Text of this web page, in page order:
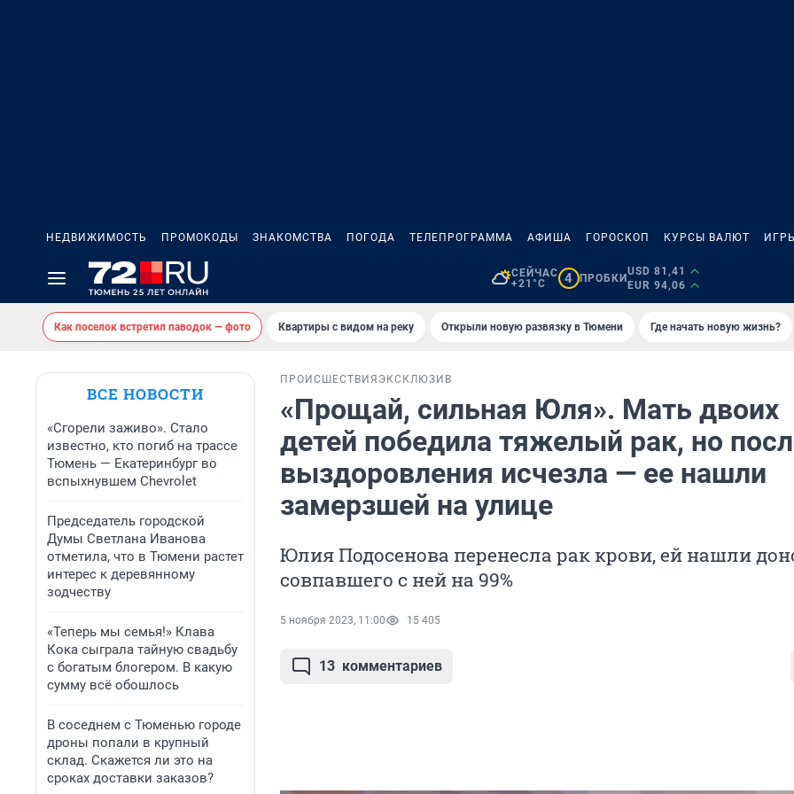
НЕДВИЖИМОСТЬ ПРОМОКОДЫ ЗНАКОМСТВА ПОГОДА ТЕЛЕПРОГРАММА АФИША ГОРОСКОП КУРСЫ ВАЛЮТ ИГРЫ
СЕЙЧАС
+21°C
4 ПРОБКИ
USD 81,41
EUR 94,06
Как поселок встретил паводок — фото Квартиры с видом на реку Открыли новую развязку в Тюмени Где начать новую жизнь?
ВСЕ НОВОСТИ
«Сгорели заживо». Стало
известно, кто погиб на трассе
Тюмень — Екатеринбург во
вспыхнувшем Chevrolet
Председатель городской
Думы Светлана Иванова
отметила, что в Тюмени растет
интерес к деревянному
зодчеству
«Теперь мы семья!» Клава
Кока сыграла тайную свадьбу
с богатым блогером. В какую
сумму всё обошлось
В соседнем с Тюменью городе
дроны попали в крупный
склад. Скажется ли это на
сроках доставки заказов?
ПРОИСШЕСТВИЯ ЭКСКЛЮЗИВ
«Прощай, сильная Юля». Мать двоих
детей победила тяжелый рак, но
выздоровления исчезла — ее нашли
замерзшей на улице
Юлия Подосенова перенесла рак крови, ей нашли
совпавшего с ней на 99%
5 ноября 2023, 11:00 15 405
13 комментариев